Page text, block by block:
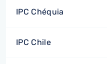
IPC Chéquia
IPC Chile